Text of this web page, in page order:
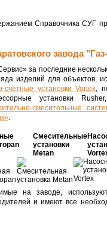
Справочника СУГ
завода
за последние
изделий для объектов,
установки Vortex,
установки
смесительные
.
Смесительные
установки
Metan
на заводе,
и имеют все